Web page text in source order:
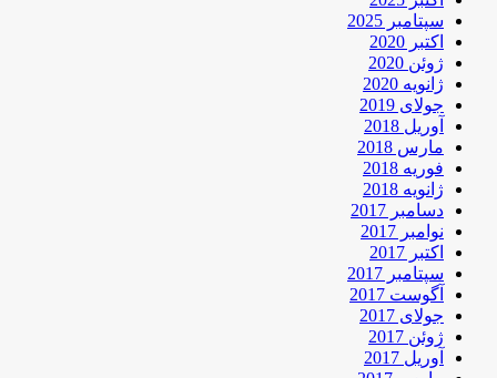
سپتامبر 2025
اکتبر 2020
ژوئن 2020
ژانویه 2020
جولای 2019
آوریل 2018
مارس 2018
فوریه 2018
ژانویه 2018
دسامبر 2017
نوامبر 2017
اکتبر 2017
سپتامبر 2017
آگوست 2017
جولای 2017
ژوئن 2017
آوریل 2017